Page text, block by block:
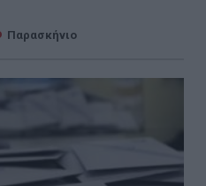
Παρασκήνιο